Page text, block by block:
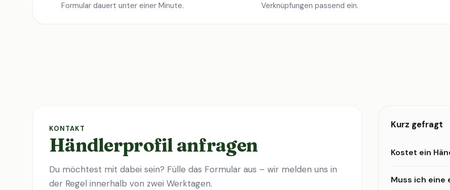
Formular dauert unter einer Minute.
Verknüpfungen passend ein.
KONTAKT
Händlerprofil anfragen
Du möchtest mit dabei sein? Fülle das Formular aus – wir melden uns in
der Regel innerhalb von zwei Werktagen.
Kurz gefragt
Kostet ein
Muss ich eine